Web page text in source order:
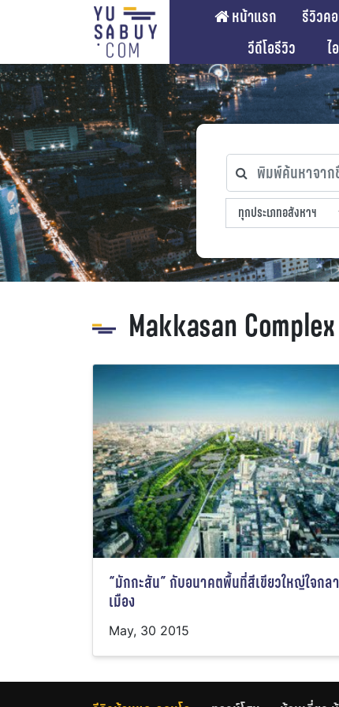
หน้าแรก รีวิวค
วีดีโอรีวิว
ไ
พิมพ์ค้นหาจากชื่อโ
ทุกประเภทอสังหาฯ
ทุกประเภทอสังหาฯ
ทุกทำเลที่ตั้ง
ทุกสถานีรถไฟฟ้า
ทุกช่วงราคา
Makkasan Complex
“มักกะสัน” กับอนาคตพื้นที่สีเขียวใหญ่ใจกล
เมือง
May, 30 2015